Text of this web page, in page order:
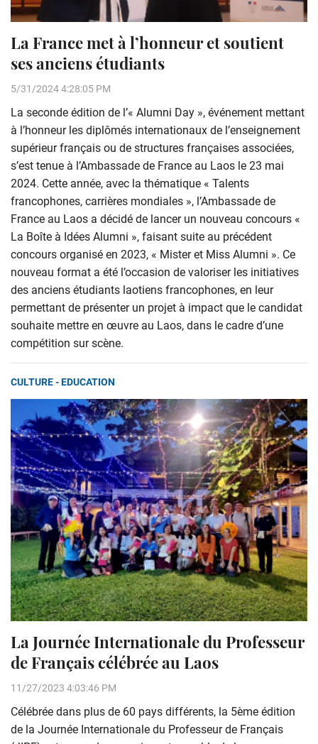
La France met à l’honneur et soutient
ses anciens étudiants
5/31/2024 4:28:05 PM
La seconde édition de l’« Alumni Day », événement mettant
à l’honneur les diplômés internationaux de l’enseignement
supérieur français ou de structures françaises associées,
s’est tenue à l’Ambassade de France au Laos le 23 mai
2024. Cette année, avec la thématique « Talents
francophones, carrières mondiales », l’Ambassade de
France au Laos a décidé de lancer un nouveau concours «
La Boîte à Idées Alumni », faisant suite au précédent
concours organisé en 2023, « Mister et Miss Alumni ». Ce
nouveau format a été l’occasion de valoriser les initiatives
des anciens étudiants laotiens francophones, en leur
permettant de présenter un projet à impact que le candidat
souhaite mettre en œuvre au Laos, dans le cadre d’une
compétition sur scène.
CULTURE - EDUCATION
La Journée Internationale du Professeur
de Français célébrée au Laos
11/27/2023 4:03:46 PM
Célébrée dans plus de 60 pays différents, la 5ème édition
de la Journée Internationale du Professeur de Français